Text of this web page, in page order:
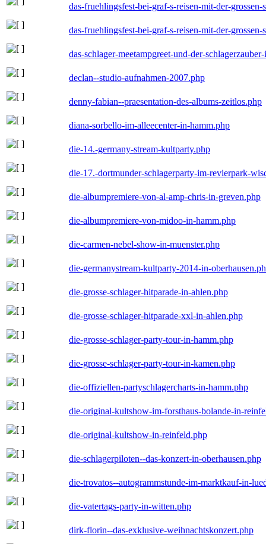
das-fruehlingsfest-bei-graf-s-reisen-mit-der-
das-fruehlingsfest-bei-graf-s-reisen-mit-der-
das-schlager-meetampgreet-und-der-
declan--studio-aufnahmen-2007.php
denny-fabian--praesentation-des-albums-zeitlos.php
diana-sorbello-im-alleecenter-in-hamm.php
die-14.-germany-stream-kultparty.php
die-17.-dortmunder-schlagerparty-im-revierpark-
die-albumpremiere-von-al-amp-chris-in-greven.php
die-albumpremiere-von-midoo-in-hamm.php
die-carmen-nebel-show-in-muenster.php
die-germanystream-kultparty-2014-in-
die-grosse-schlager-hitparade-in-ahlen.php
die-grosse-schlager-hitparade-xxl-in-ahlen.php
die-grosse-schlager-party-tour-in-hamm.php
die-grosse-schlager-party-tour-in-kamen.php
die-offiziellen-partyschlagercharts-in-hamm.php
die-original-kultshow-im-forsthaus-bolande-in-
die-original-kultshow-in-reinfeld.php
die-schlagerpiloten--das-konzert-in-oberhausen.php
die-trovatos--autogrammstunde-im-marktkauf-in-
die-vatertags-party-in-witten.php
dirk-florin--das-exklusive-weihnachtskonzert.php